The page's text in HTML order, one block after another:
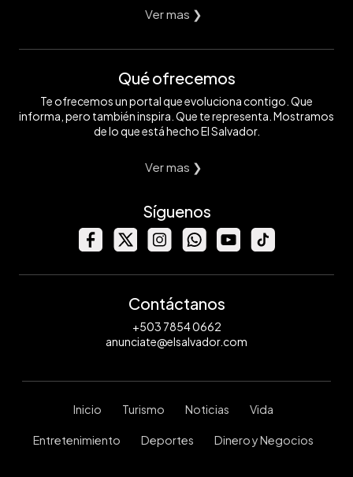
Ver mas ❯
Qué ofrecemos
Te ofrecemos un portal que evoluciona contigo. Que
informa, pero también inspira. Que te representa. Mostramos
de lo que está hecho El Salvador.
Ver mas ❯
Síguenos
Contáctanos
+503 7854 0662
anunciate@elsalvador.com
Inicio Turismo Noticias Vida
Entretenimiento Deportes Dinero y Negocios